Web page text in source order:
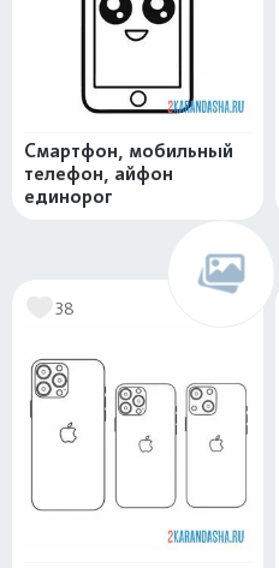
Смартфон, мобильный
телефон, айфон
единорог
38